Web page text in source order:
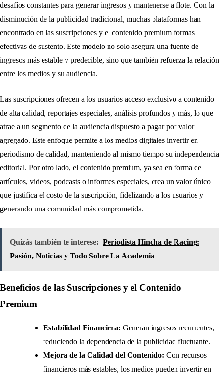
desafíos constantes para generar ingresos y mantenerse a flote. Con la
disminución de la publicidad tradicional, muchas plataformas han
encontrado en las suscripciones y el contenido premium formas
efectivas de sustento. Este modelo no solo asegura una fuente de
ingresos más estable y predecible, sino que también refuerza la relación
entre los medios y su audiencia.
Las suscripciones ofrecen a los usuarios acceso exclusivo a contenido
de alta calidad, reportajes especiales, análisis profundos y más, lo que
atrae a un segmento de la audiencia dispuesto a pagar por valor
agregado. Este enfoque permite a los medios digitales invertir en
periodismo de calidad, manteniendo al mismo tiempo su independencia
editorial. Por otro lado, el contenido premium, ya sea en forma de
artículos, videos, podcasts o informes especiales, crea un valor único
que justifica el costo de la suscripción, fidelizando a los usuarios y
generando una comunidad más comprometida.
Quizás también te interese: Periodista Hincha de Racing:
Pasión, Noticias y Todo Sobre La Academia
Beneficios de las Suscripciones y el Contenido
Premium
Estabilidad Financiera: Generan ingresos recurrentes,
reduciendo la dependencia de la publicidad fluctuante.
Mejora de la Calidad del Contenido: Con recursos
financieros más estables, los medios pueden invertir en